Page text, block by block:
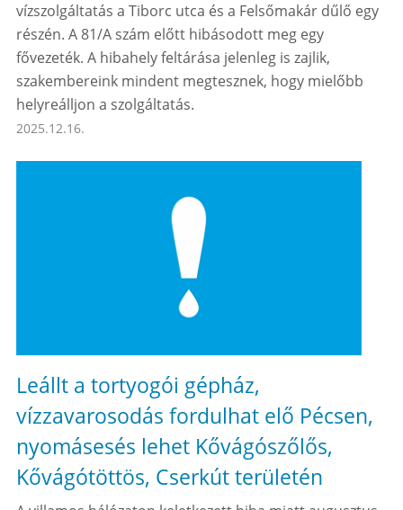
vízszolgáltatás a Tiborc utca és a Felsőmakár dűlő egy
részén. A 81/A szám előtt hibásodott meg egy
fővezeték. A hibahely feltárása jelenleg is zajlik,
szakembereink mindent megtesznek, hogy mielőbb
helyreálljon a szolgáltatás.
2025.12.16.
Leállt a tortyogói gépház,
vízzavarosodás fordulhat elő Pécsen,
nyomásesés lehet Kővágószőlős,
Kővágótöttös, Cserkút területén